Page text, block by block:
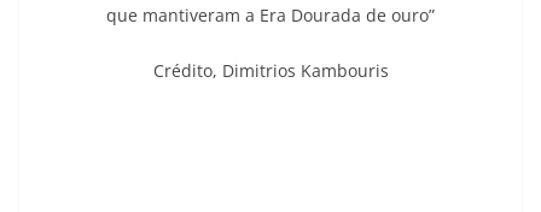
que mantiveram a Era Dourada de ouro”
Crédito, Dimitrios Kambouris